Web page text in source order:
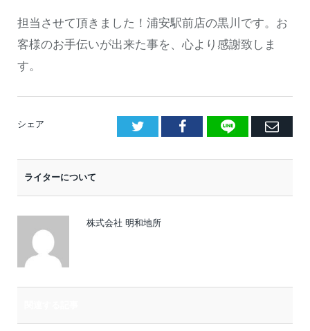
担当させて頂きました！浦安駅前店の黒川です。お
客様のお手伝いが出来た事を、心より感謝致しま
す。
シェア Facebook
LINE
E
ライターについて
株式会社 明和地所